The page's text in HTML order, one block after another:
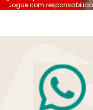
Jogue com